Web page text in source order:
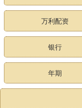
万利配资
银行
年期